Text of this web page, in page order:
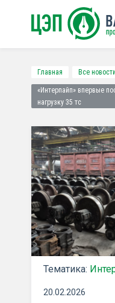
Главная Все новости
«Интерпайп» впервые
нагрузку 35 тс
Тематика:
20.02.2026